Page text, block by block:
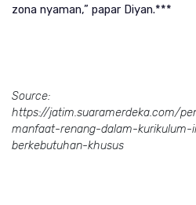
zona nyaman,” papar Diyan.***
Source:
https://jatim.suaramerdeka.com/
manfaat-renang-dalam-kurikulum-
berkebutuhan-khusus